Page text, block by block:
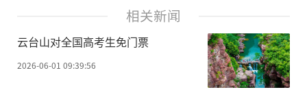
相关新闻
云台山对全国高考生免门票
2026-06-01 09:39:56